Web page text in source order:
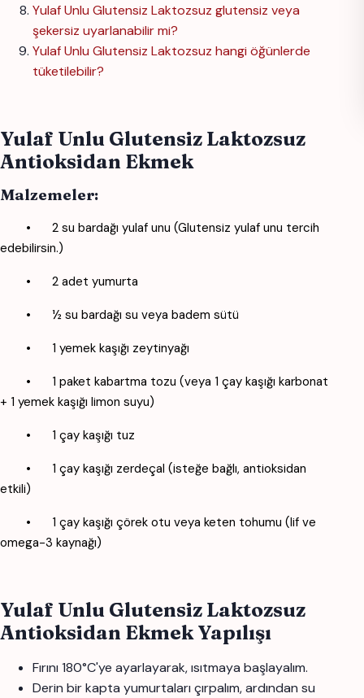
Yulaf Unlu Glutensiz Laktozsuz glutensiz veya
şekersiz uyarlanabilir mi?
Yulaf Unlu Glutensiz Laktozsuz hangi öğünlerde
tüketilebilir?
Yulaf Unlu Glutensiz Laktozsuz
Antioksidan Ekmek
Malzemeler:
•
2 su bardağı yulaf unu (Glutensiz yulaf unu tercih
edebilirsin.)
• 2 adet yumurta
• ½ su bardağı su veya badem sütü
• 1 yemek kaşığı zeytinyağı
•
1 paket kabartma tozu (veya 1 çay kaşığı karbonat
+ 1 yemek kaşığı limon suyu)
• 1 çay kaşığı tuz
•
1 çay kaşığı zerdeçal (isteğe bağlı, antioksidan
etkili)
•
1 çay kaşığı çörek otu veya keten tohumu (lif ve
omega-3 kaynağı)
Yulaf Unlu Glutensiz Laktozsuz
Antioksidan Ekmek Yapılışı
Fırını 180°C'ye ayarlayarak, ısıtmaya başlayalım.
Derin bir kapta yumurtaları çırpalım, ardından su